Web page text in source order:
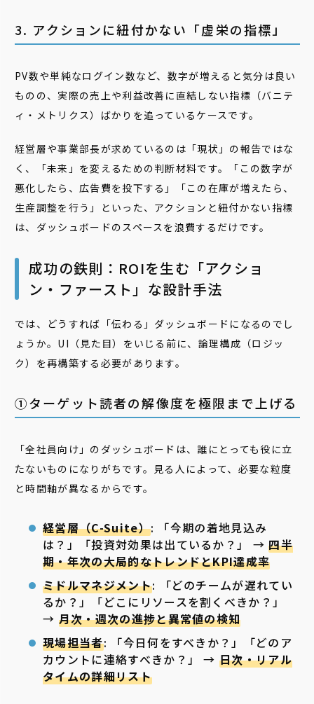
3. アクションに紐付かない「虚栄の指標」
PV数や単純なログイン数など、数字が増えると気分は良い
ものの、実際の売上や利益改善に直結しない指標（バニテ
ィ・メトリクス）ばかりを追っているケースです。
経営層や事業部長が求めているのは「現状」の報告ではな
く、「未来」を変えるための判断材料です。「この数字が
悪化したら、広告費を投下する」「この在庫が増えたら、
生産調整を行う」といった、アクションと紐付かない指標
は、ダッシュボードのスペースを浪費するだけです。
成功の鉄則：ROIを生む「アクショ
ン・ファースト」な設計手法
では、どうすれば「伝わる」ダッシュボードになるのでし
ょうか。UI（見た目）をいじる前に、論理構成（ロジッ
ク）を再構築する必要があります。
①ターゲット読者の解像度を極限まで上げる
「全社員向け」のダッシュボードは、誰にとっても役に立
たないものになりがちです。見る人によって、必要な粒度
と時間軸が異なるからです。
経営層（C-Suite）: 「今期の着地見込み
は？」「投資対効果は出ているか？」 →四半
期・年次の大局的なトレンドとKPI達成率
ミドルマネジメント: 「どのチームが遅れてい
るか？」「どこにリソースを割くべきか？」
→ 月次・週次の進捗と異常値の検知
現場担当者: 「今日何をすべきか？」「どのア
カウントに連絡すべきか？」 →日次・リアル
タイムの詳細リスト